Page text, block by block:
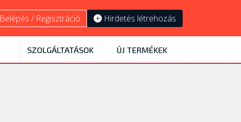
Belépés / Regisztráció Hirdetés létrehozás
SZOLGÁLTATÁSOK ÚJ TERMÉKEK